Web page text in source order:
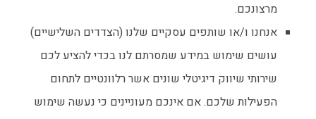
מרצונכם.
אנחנו ו/או שותפים עסקיים שלנו (הצדדים השלישיים)
עושים שימוש במידע שמסרתם לנו בכדי להציע לכם
שירותי שיווק דיגיטלי שונים אשר רלוונטיים לתחום
הפעילות שלכם. אם אינכם מעוניינים כי נעשה שימוש